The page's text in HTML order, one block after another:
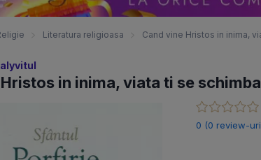
Literatura religioasa Cand vine Hristos in inima,
in inima, viata ti se schimba
0 (0 review-